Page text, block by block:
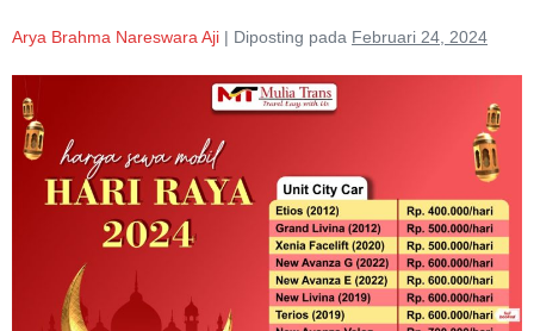
Arya Brahma Nareswara Aji | Diposting pada Februari 24, 2024
Mobil
Lebaran
2025